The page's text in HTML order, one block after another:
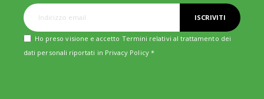
ISCRIVITI
Ho preso visione e accetto Termini relativi al trattamento dei
dati personali riportati in Privacy Policy*